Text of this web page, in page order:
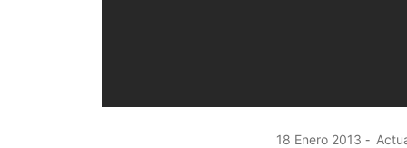
18 Enero 2013